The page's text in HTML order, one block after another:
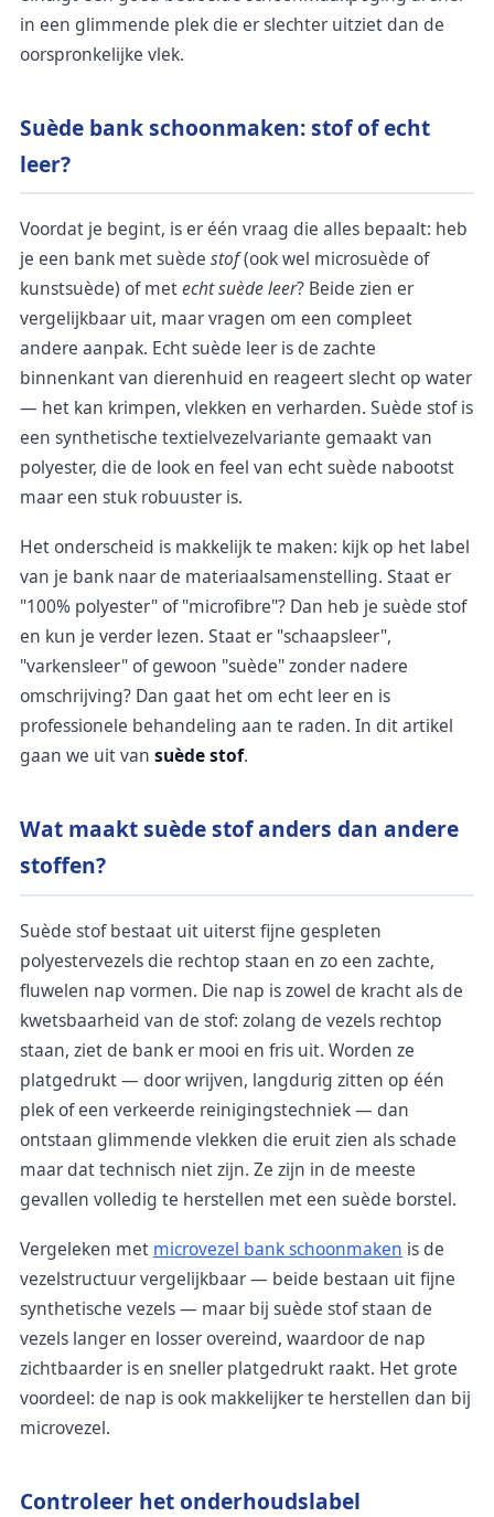
in een glimmende plek die er slechter uitziet dan de
oorspronkelijke vlek.
Suède bank schoonmaken: stof of echt
leer?
Voordat je begint, is er één vraag die alles bepaalt: heb
je een bank met suède stof(ook wel microsuède of
kunstsuède) of metecht suède leer? Beide zien er
vergelijkbaar uit, maar vragen om een compleet
andere aanpak. Echt suède leer is de zachte
binnenkant van dierenhuid en reageert slecht op water
— het kan krimpen, vlekken en verharden. Suède stof is
een synthetische textielvezelvariante gemaakt van
polyester, die de look en feel van echt suède nabootst
maar een stuk robuuster is.
Het onderscheid is makkelijk te maken: kijk op het label
van je bank naar de materiaalsamenstelling. Staat er
"100% polyester" of "microfibre"? Dan heb je suède stof
en kun je verder lezen. Staat er "schaapsleer",
"varkensleer" of gewoon "suède" zonder nadere
omschrijving? Dan gaat het om echt leer en is
professionele behandeling aan te raden. In dit artikel
gaan we uit van suède stof.
Wat maakt suède stof anders dan andere
stoffen?
Suède stof bestaat uit uiterst fijne gespleten
polyestervezels die rechtop staan en zo een zachte,
fluwelen nap vormen. Die nap is zowel de kracht als de
kwetsbaarheid van de stof: zolang de vezels rechtop
staan, ziet de bank er mooi en fris uit. Worden ze
platgedrukt — door wrijven, langdurig zitten op één
plek of een verkeerde reinigingstechniek — dan
ontstaan glimmende vlekken die eruit zien als schade
maar dat technisch niet zijn. Ze zijn in de meeste
gevallen volledig te herstellen met een suède borstel.
Vergeleken met microvezel bank schoonmaken is de
vezelstructuur vergelijkbaar — beide bestaan uit fijne
synthetische vezels — maar bij suède stof staan de
vezels langer en losser overeind, waardoor de nap
zichtbaarder is en sneller platgedrukt raakt. Het grote
voordeel: de nap is ook makkelijker te herstellen dan bij
microvezel.
Controleer het onderhoudslabel